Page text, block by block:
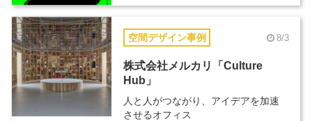
空間デザイン事例 8/3
株式会社メルカリ「Culture
Hub」
人と人がつながり、アイデアを加速
させるオフィス